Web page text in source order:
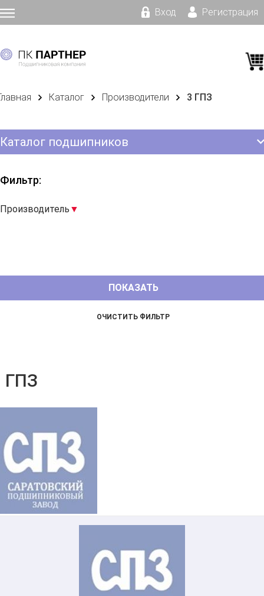
Вход Регистрация
Каталог Производители 3 ГПЗ
Каталог подшипников
Фильтр:
Производитель
ГПЗ